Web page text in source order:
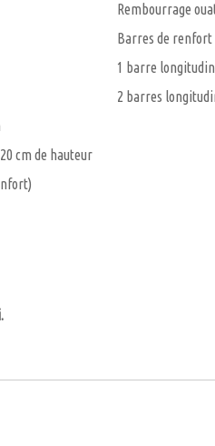
Rembourrage
Barres de renfort
1 barre
2 barres
cm de hauteur